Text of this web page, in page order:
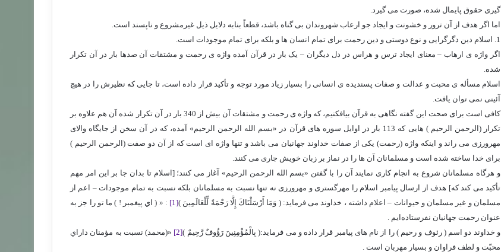
گیری حقوق پایمال شده، صورت می گیرد.
اما اگر هدف از آن ترور و خشونت و ایجاد جو ارعاب شهروندان بی گناه باشد، قطعاً بنابه دلایل ذیل غیرمشروع و ناپسند است.
1. اسلام دین دگرگرایی و نوع دوستی و دین رحمت برای تمام انسان ها و بلکه برای تمام موجودات است.
اگر واژه ی ارهاب – معنای ایجاد ترس و هراس در دل دیگران – یک بار در قرآن آمده واژه ی رحمت و مشتقات آن صدها بار در آن تکرار
شده.
اسلام مسأله ی محبت و عدالت و صفات پسندیده ی انسانی را بسیار زیاد مورد توجه و تأکید قرار داده است، تا جایی که نظیرش را در هیچ
آئینی نمی توان یافت.
کافی است برای صحت این گفته نگاهی به قرآن بیافکنیم، که واژه ی رحمت و مشتقات آن بیش از 340 بار در آن تکرار شده آن هم علاوه بر
تکرار (الرحمن الرحیم ) هایی که 113 بار در اوایل سوره های قرآن در «بسم الله الرحمن الرحیم» آمده، که در آن سخن از جایگاه والای
مهرورزی می راند و اینکه واژه (رحمت) یکی از صفات خداوند جهانیان می باشد و تنها واژه ای است که از آن دو صفت (الرحمن الرحیم )
برای خدا ساخته شده است و مسلمانان آن ها را در نماز بر زبان خویش جاری می کنند.
و هرگاه مسلمانان شروع به انجام کاری نمایند آن را با گفتن «بسم الله الرحمن الرحیم» آغاز می کنند؛ [اسلام تا بدان جا بر این امر مهم
تأکید می کند که] هدف از ارسال پیامبر اسلام را مهرگستری و مهرورزی نه تنها نسبت به مسلمانان بلکه نسبت به تمام موجودات – اعم از
مسلمان و غیر مسلمان و حیوانات – اعلام داشته ، خداوند می فرماید: (‏ وَمَا أَرْسَلْنَاكَ إِلَّا رَحْمَةً لِّلْعَالَمِينَ ‏)[1] : «‏ ( اي پيغمبر ! ) ما تو را جز به
عنوان رحمت جهانيان نفرستاده‌ايم . ‏
و خداوند دو اسم ( رئوف و رحیم ) را از نام های پیامبر قرار داده و می فرماید:( بِالْمُؤْمِنِينَ رَؤُوفٌ رَّحِيمٌ )[2] «(محمد) نسبت به مؤمنان داراي
محبّت و لطف فراوان و بسيار مهربان است .